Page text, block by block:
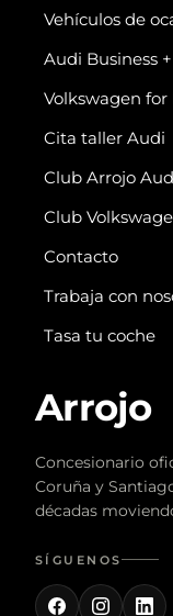
Vehículos de
Audi Business +
Volkswagen for
Cita taller Audi
Club Arrojo
Club
Contacto
Trabaja con
Tasa tu coche
Arrojo
Concesionario
Coruña y
décadas
SÍGUENOS